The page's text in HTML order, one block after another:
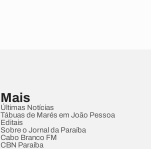
Mais
Últimas Notícias
Tábuas de Marés em João Pessoa
Editais
Sobre o Jornal da Paraíba
Cabo Branco FM
CBN Paraíba